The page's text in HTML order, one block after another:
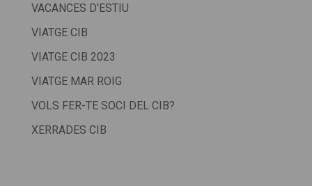
VACANCES D'ESTIU
VIATGE CIB
VIATGE CIB 2023
VIATGE MAR ROIG
VOLS FER-TE SOCI DEL CIB?
XERRADES CIB